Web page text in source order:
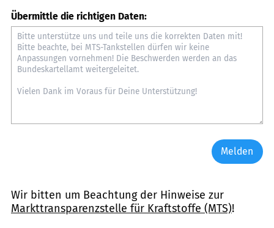
Übermittle die richtigen Daten:
Melden
Wir bitten um Beachtung der Hinweise zur
Markttransparenzstelle für Kraftstoffe (MTS)!